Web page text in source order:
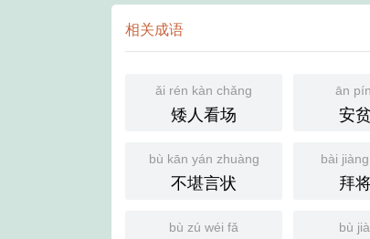
相关成语
ǎi rén kàn chǎng
矮人看场
ān
安
bù kān yán zhuàng
不堪言状
bài
拜
bù zú wéi fǎ bù